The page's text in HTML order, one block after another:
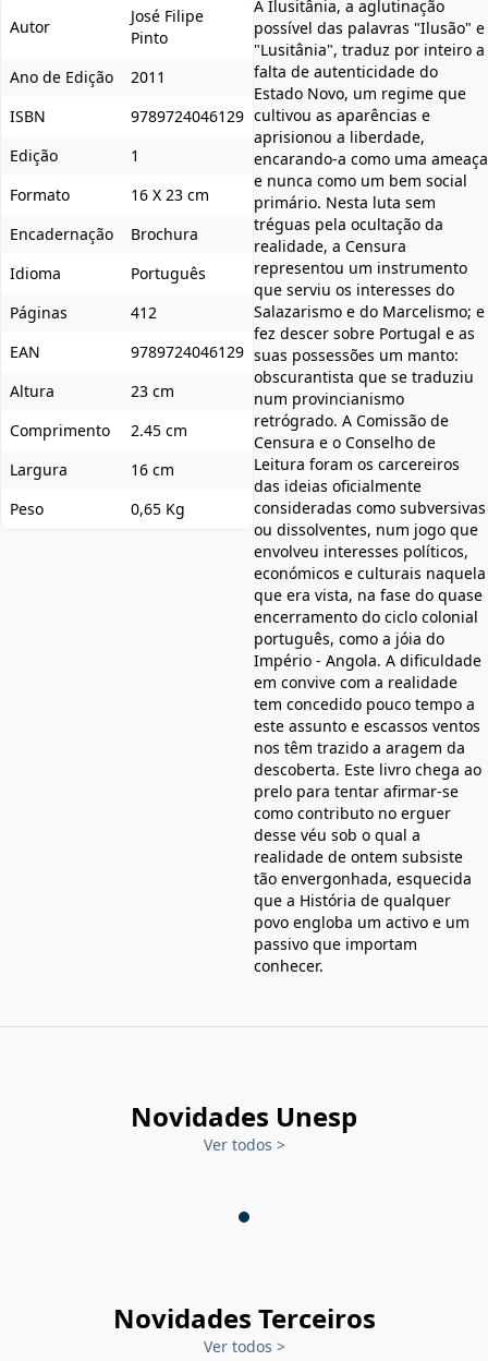
Autor
José Filipe
Pinto
Ano de Edição
2011
ISBN
9789724046129
Edição
1
Formato
16 X 23 cm
Encadernação
Brochura
Idioma
Português
Páginas
412
EAN
9789724046129
Altura
23 cm
Comprimento
2.45 cm
Largura
16 cm
Peso
0,65 Kg
A Ilusitânia, a aglutinação
possível das palavras "Ilusão" e
"Lusitânia", traduz por inteiro a
falta de autenticidade do
Estado Novo, um regime que
cultivou as aparências e
aprisionou a liberdade,
encarando-a como uma ameaça
e nunca como um bem social
primário. Nesta luta sem
tréguas pela ocultação da
realidade, a Censura
representou um instrumento
que serviu os interesses do
Salazarismo e do Marcelismo; e
fez descer sobre Portugal e as
suas possessões um manto:
obscurantista que se traduziu
num provincianismo
retrógrado. A Comissão de
Censura e o Conselho de
Leitura foram os carcereiros
das ideias oficialmente
consideradas como subversivas
ou dissolventes, num jogo que
envolveu interesses políticos,
económicos e culturais naquela
que era vista, na fase do quase
encerramento do ciclo colonial
português, como a jóia do
Império - Angola. A dificuldade
em convive com a realidade
tem concedido pouco tempo a
este assunto e escassos ventos
nos têm trazido a aragem da
descoberta. Este livro chega ao
prelo para tentar afirmar-se
como contributo no erguer
desse véu sob o qual a
realidade de ontem subsiste
tão envergonhada, esquecida
que a História de qualquer
povo engloba um activo e um
passivo que importam
conhecer.
Novidades Unesp
Ver todos >
Novidades Terceiros
Ver todos >